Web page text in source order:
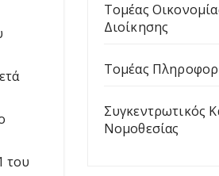
του
Τομέας
Διοίκησης
Τομέας
Συγκεντρωτικός
Νομοθεσίας